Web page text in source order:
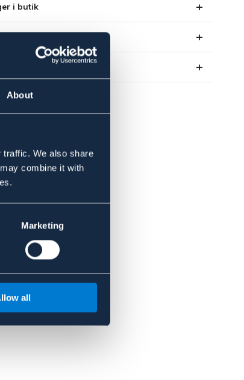
About
traffic. We also share
combine it with
Marketing
all
i butik